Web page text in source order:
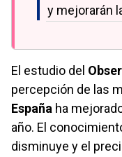
y mejorarán
El estudio del
percepción de las
España ha
año. El
disminuye y el